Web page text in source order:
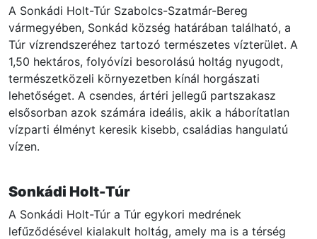
A Sonkádi Holt-Túr Szabolcs-Szatmár-Bereg
vármegyében, Sonkád község határában található, a
Túr vízrendszeréhez tartozó természetes vízterület. A
1,50 hektáros, folyóvízi besorolású holtág nyugodt,
természetközeli környezetben kínál horgászati
lehetőséget. A csendes, ártéri jellegű partszakasz
elsősorban azok számára ideális, akik a háborítatlan
vízparti élményt keresik kisebb, családias hangulatú
vízen.
Sonkádi Holt-Túr
A Sonkádi Holt-Túr a Túr egykori medrének
lefűződésével kialakult holtág, amely ma is a térség